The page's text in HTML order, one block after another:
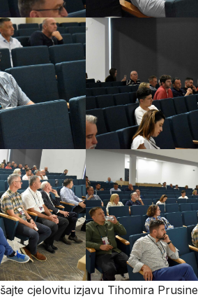
cjelovitu izjavu Tihomira Prusine